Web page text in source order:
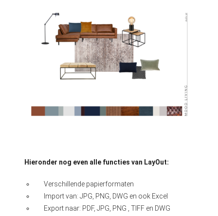
Hieronder nog even alle functies van LayOut:
Verschillende papierformaten
Import van: JPG, PNG, DWG en ook Excel
Export naar: PDF, JPG, PNG , TIFF en DWG